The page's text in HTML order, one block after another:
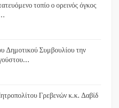
τοπίο ο ορεινός όγκος
Δημοτικού Συμβουλίου την
Γρεβενών κ.κ. Δαβίδ